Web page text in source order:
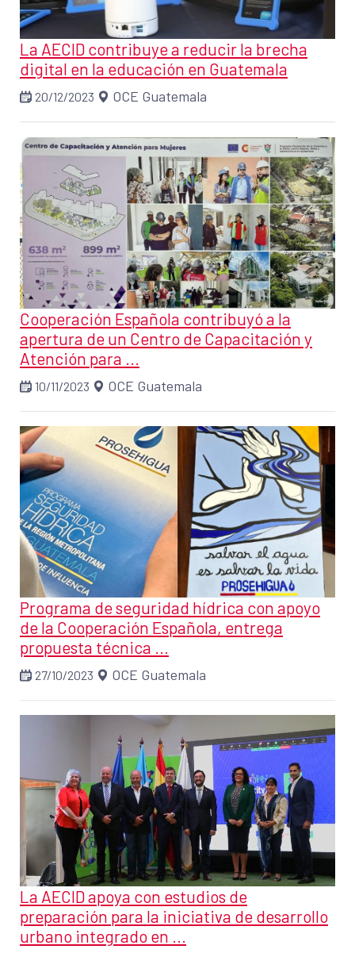
La AECID contribuye a reducir la brecha
digital en la educación en Guatemala
20/12/2023 OCE Guatemala
Cooperación Española contribuyó a la
apertura de un Centro de Capacitación y
Atención para ...
10/11/2023 OCE Guatemala
Programa de seguridad hídrica con apoyo
de la Cooperación Española, entrega
propuesta técnica ...
27/10/2023 OCE Guatemala
La AECID apoya con estudios de
preparación para la iniciativa de desarrollo
urbano integrado en ...